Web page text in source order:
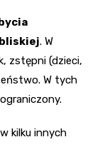
. W
zstępni (dzieci,
W tych
kilku innych